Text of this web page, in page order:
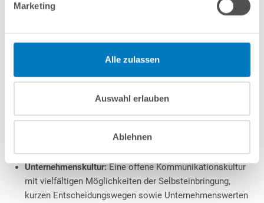
Marketing
Alle zulassen
Auswahl erlauben
Ablehnen
individuelle Heranführung an die verschiedenen Aufgaben
Weiterentwicklung:Karrieremöglichkeit in einem
modernen, schnell wachsendem und bereits
Perspektiven für die persönliche und berufliche
Weiterentwicklung (z.B. fachliche als auch Softskill-
orientierte Schulungen, Seminare, Vorträge, etc.)
Unternehmenskultur:Eine offene Kommunikationskultur
mit vielfältigen Möglichkeiten der Selbsteinbringung,
kurzen Entscheidungswegen sowie Unternehmenswerten